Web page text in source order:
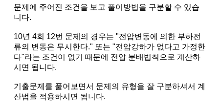
문제에 주어진 조건을 보고 풀이방법을 구분할 수 있습
니다.
10년 4회 12번 문제의 경우는 "전압변동에 의한 부하전
류의 변동은 무시한다." 또는 "전압강하가 없다고 가정한
다"라는 조건이 없기 때문에 전압 분배법칙으로 계산하
시면 됩니다.
기출문제를 풀어보면서 문제의 유형을 잘 구분하셔서 계
산법을 적용하시면 됩니다.